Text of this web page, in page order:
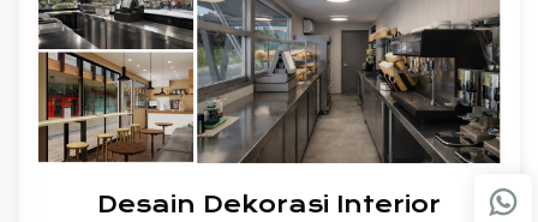
Desain Dekorasi Interior